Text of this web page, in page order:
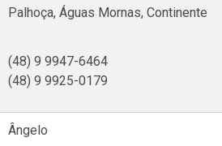
Palhoça, Águas Mornas, Continente
(48) 9 9947-6464
(48) 9 9925-0179
Ângelo